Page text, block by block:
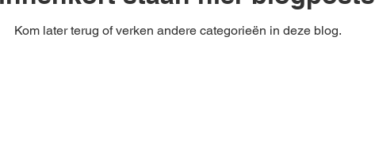
Kom later terug of verken andere categorieën in deze blog.